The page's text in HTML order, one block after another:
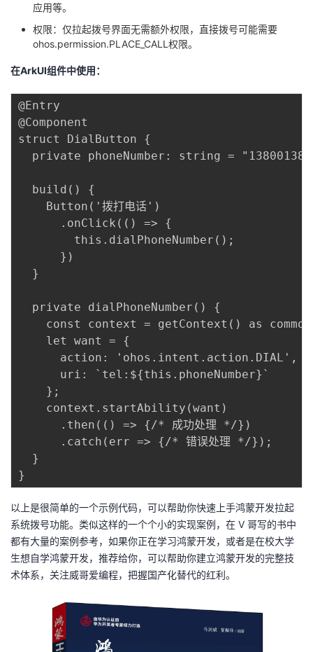
应用等。
权限：仅拉起拨号界面无需额外权限，直接拨号可能需要
ohos.permission.PLACE_CALL权限。
在ArkUI组件中使用：
@Entry
@Component
struct DialButton {
private phoneNumber: string =
  build() {
    Button('拨打电话')
      .onClick(() => {
        this.dialPhoneNumber();
      })
  }
  private dialPhoneNumber() {
const context = getContext() as
    let want = {
      action: 'ohos.intent.action.DIAL',
      uri: `tel:${this.phoneNumber}`
    };
    context.startAbility(want)
      .then(() => {/* 成功处理 */})
      .catch(err => {/* 错误处理 */});
  }
以上是很简单的一个示例代码，可以帮助你快速上手鸿蒙开发拉起
系统拨号功能。类似这样的一个个小的实现案例，在 V 哥写的书中
都有大量的案例参考，如果你正在学习鸿蒙开发，或者是在校大学
生想自学鸿蒙开发，推荐给你，可以帮助你建立鸿蒙开发的完整技
术体系，关注威哥爱编程，把握国产化替代的红利。